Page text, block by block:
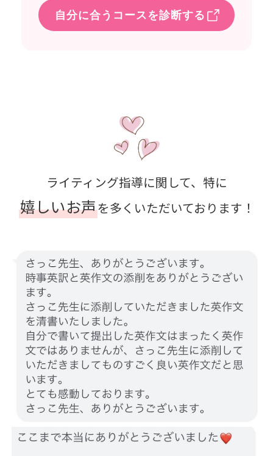
自分に合うコースを診断する
ライティング指導に関して、特に
嬉しいお声を多くいただいております！